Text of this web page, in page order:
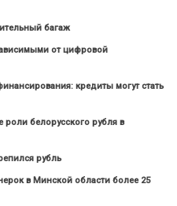
багаж
от цифровой
кредиты могут стать
роли белорусского рубля в
рубль
в Минской области более 25